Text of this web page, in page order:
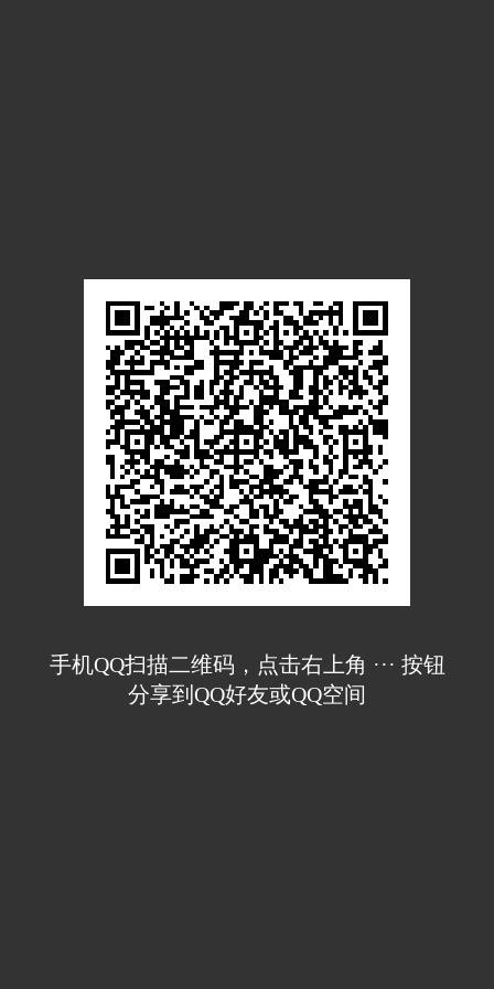
手机QQ扫描二维码，点击右上角 ··· 按钮
分享到QQ好友或QQ空间